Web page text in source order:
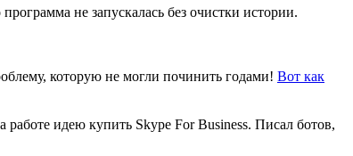
не запускалась без очистки истории.
которую не могли починить годами! Вот как
идею купить Skype For Business. Писал ботов,